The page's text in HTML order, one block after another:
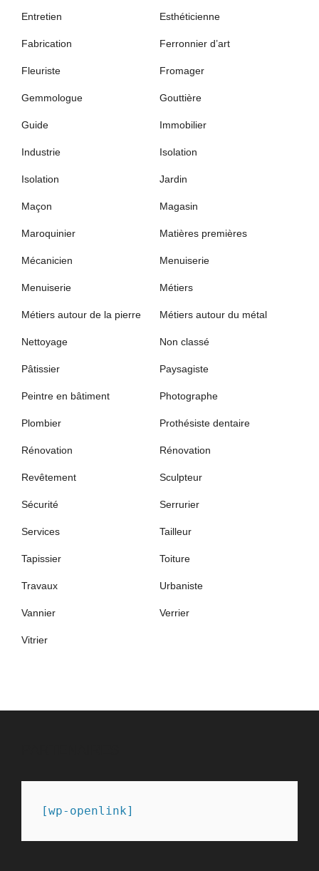
Entretien Esthéticienne
Fabrication Ferronnier d’art
Fleuriste Fromager
Gemmologue Gouttière
Guide Immobilier
Industrie Isolation
Isolation Jardin
Maçon Magasin
Maroquinier Matières premières
Mécanicien Menuiserie
Menuiserie Métiers
Métiers autour de la pierre Métiers autour du métal
Nettoyage Non classé
Pâtissier Paysagiste
Peintre en bâtiment Photographe
Plombier Prothésiste dentaire
Rénovation Rénovation
Revêtement Sculpteur
Sécurité Serrurier
Services Tailleur
Tapissier Toiture
Travaux Urbaniste
Vannier Verrier
Vitrier
[wp-openlink]